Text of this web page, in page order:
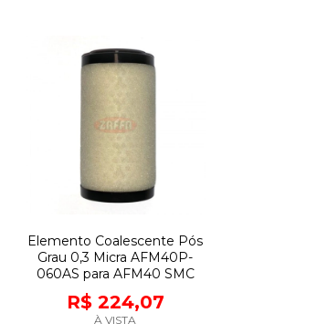
Elemento Coalescente Pós
Grau 0,3 Micra AFM40P-
060AS para AFM40 SMC
R$ 224,07
À VISTA